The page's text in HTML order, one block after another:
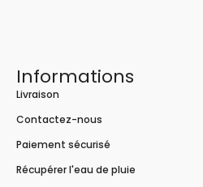
Informations
Livraison
Contactez-nous
Paiement sécurisé
Récupérer l'eau de pluie